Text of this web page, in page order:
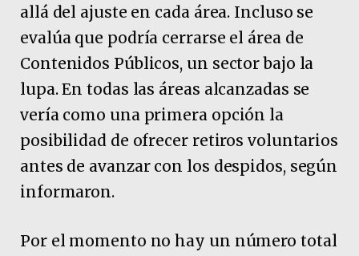
allá del ajuste en cada área. Incluso se
evalúa que podría cerrarse el área de
Contenidos Públicos, un sector bajo la
lupa. En todas las áreas alcanzadas se
vería como una primera opción la
posibilidad de ofrecer retiros voluntarios
antes de avanzar con los despidos, según
informaron.
Por el momento no hay un número total